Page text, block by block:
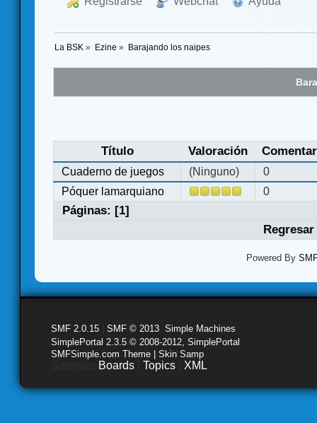
La BSK » Ezine » Barajando los naipes
Título Valoración
Cuaderno de juegos (Ninguno)
0
Póquer lamarquiano
0
Páginas: [1]
Powered By
SMF 2.0.15 SMF © 2013 Simple Machines
SimplePortal 2.3.5 © 2008-2012, SimplePortal
SMFSimple.com Theme | Skin Samp
Boards Topics XML